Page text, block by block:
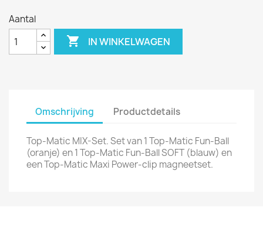
Aantal
 IN WINKELWAGEN
Omschrijving Productdetails
Top-Matic MIX-Set. Set van 1 Top-Matic Fun-Ball
(oranje) en 1 Top-Matic Fun-Ball SOFT (blauw) en
een Top-Matic Maxi Power-clip magneetset.